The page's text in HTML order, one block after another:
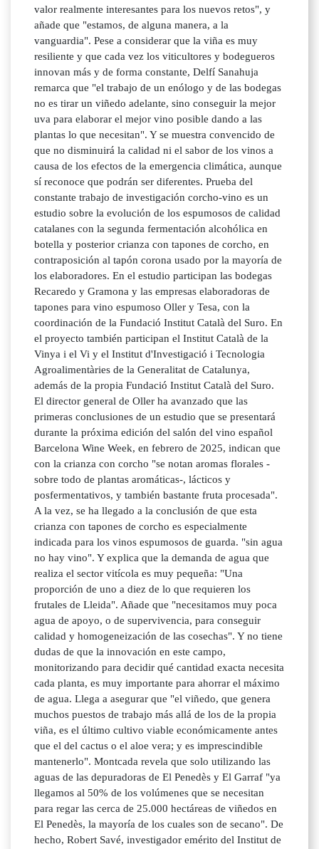
valor realmente interesantes para los nuevos retos", y
añade que "estamos, de alguna manera, a la
vanguardia". Pese a considerar que la viña es muy
resiliente y que cada vez los viticultores y bodegueros
innovan más y de forma constante, Delfí Sanahuja
remarca que "el trabajo de un enólogo y de las bodegas
no es tirar un viñedo adelante, sino conseguir la mejor
uva para elaborar el mejor vino posible dando a las
plantas lo que necesitan". Y se muestra convencido de
que no disminuirá la calidad ni el sabor de los vinos a
causa de los efectos de la emergencia climática, aunque
sí reconoce que podrán ser diferentes. Prueba del
constante trabajo de investigación corcho-vino es un
estudio sobre la evolución de los espumosos de calidad
catalanes con la segunda fermentación alcohólica en
botella y posterior crianza con tapones de corcho, en
contraposición al tapón corona usado por la mayoría de
los elaboradores. En el estudio participan las bodegas
Recaredo y Gramona y las empresas elaboradoras de
tapones para vino espumoso Oller y Tesa, con la
coordinación de la Fundació Institut Català del Suro. En
el proyecto también participan el Institut Català de la
Vinya i el Vi y el Institut d'Investigació i Tecnologia
Agroalimentàries de la Generalitat de Catalunya,
además de la propia Fundació Institut Català del Suro.
El director general de Oller ha avanzado que las
primeras conclusiones de un estudio que se presentará
durante la próxima edición del salón del vino español
Barcelona Wine Week, en febrero de 2025, indican que
con la crianza con corcho "se notan aromas florales -
sobre todo de plantas aromáticas-, lácticos y
posfermentativos, y también bastante fruta procesada".
A la vez, se ha llegado a la conclusión de que esta
crianza con tapones de corcho es especialmente
indicada para los vinos espumosos de guarda. "sin agua
no hay vino". Y explica que la demanda de agua que
realiza el sector vitícola es muy pequeña: "Una
proporción de uno a diez de lo que requieren los
frutales de Lleida". Añade que "necesitamos muy poca
agua de apoyo, o de supervivencia, para conseguir
calidad y homogeneización de las cosechas". Y no tiene
dudas de que la innovación en este campo,
monitorizando para decidir qué cantidad exacta necesita
cada planta, es muy importante para ahorrar el máximo
de agua. Llega a asegurar que "el viñedo, que genera
muchos puestos de trabajo más allá de los de la propia
viña, es el último cultivo viable económicamente antes
que el del cactus o el aloe vera; y es imprescindible
mantenerlo". Montcada revela que solo utilizando las
aguas de las depuradoras de El Penedès y El Garraf "ya
llegamos al 50% de los volúmenes que se necesitan
para regar las cerca de 25.000 hectáreas de viñedos en
El Penedès, la mayoría de los cuales son de secano". De
hecho, Robert Savé, investigador emérito del Institut de